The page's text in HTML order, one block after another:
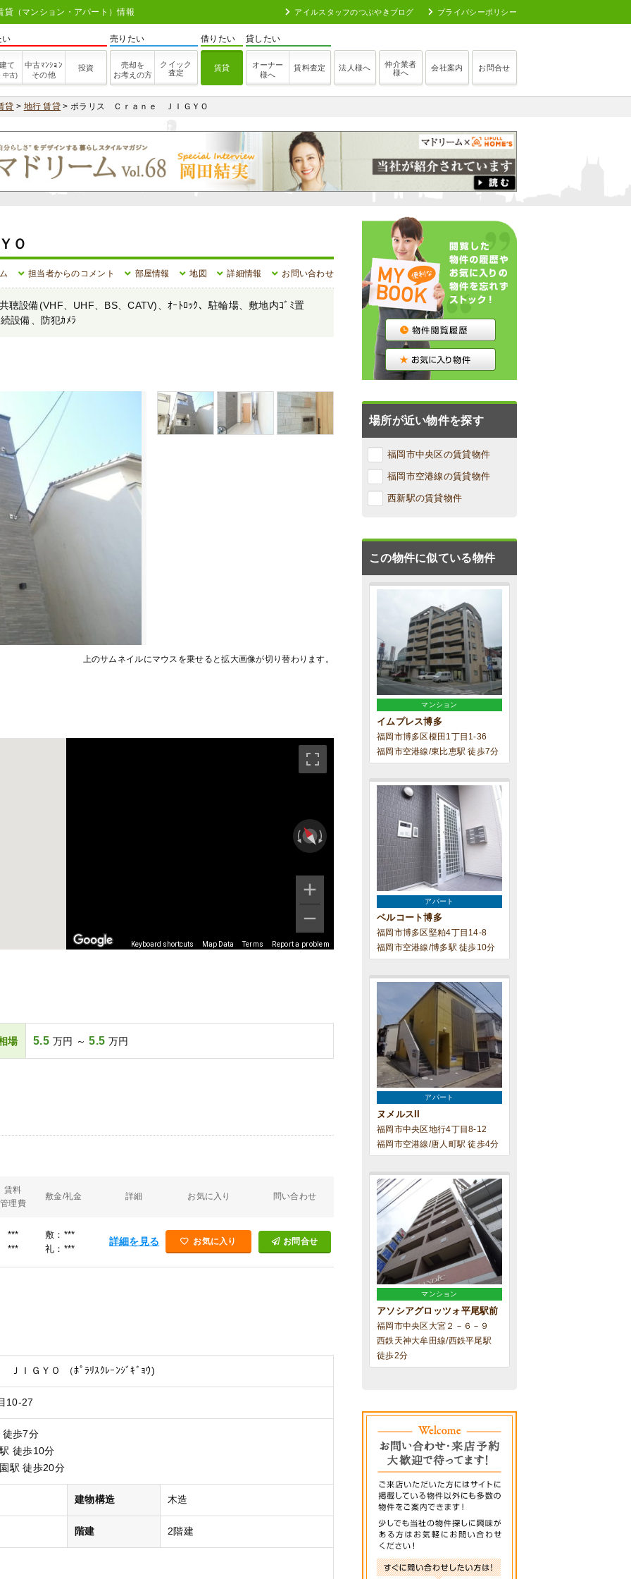
（マンション・アパート）情報 アイルスタッフのつぶやきブログ プライバシーポリシー
い
て
中古)
中古ﾏﾝｼｮﾝ
その他
投資
売りたい
売却を
お考えの方
クイック
査定
借りたい
賃貸
貸したい
オーナー
様へ
賃料査定 法人様へ
仲介業者
様へ
会社案内 お問合せ
貸 > 地行 賃貸 > ポラリス Ｃｒａｎｅ ＪＩＧＹＯ
Ｏ
担当者からのコメント 部屋情報 地図 詳細情報 お問い合わせ
聴設備(VHF、UHF、BS、CATV)、ｵｰﾄﾛｯｸ、駐輪場、敷地内ｺﾞﾐ置
設備、防犯ｶﾒﾗ
上のサムネイルにマウスを乗せると拡大画像が切り替わります。
Keyboard shortcuts Map Data Terms Report a problem
場 5.5 万円 ～5.5 万円
賃料
管理費
敷金/礼金 詳細 お気に入り 問い合わせ
***
***
敷：***
礼：***
詳細を見る お気に入り お問合せ
ＩＧＹＯ （ﾎﾟﾗﾘｽｸﾚｰﾝｼﾞｷﾞｮｳ)
10-27
徒歩7分
徒歩10分
駅 徒歩20分
建物構造 木造
階建 2階建
場所が近い物件を探す
福岡市中央区の賃貸物件
福岡市空港線の賃貸物件
西新駅の賃貸物件
この物件に似ている物件
マンション
イムプレス博多
福岡市博多区榎田1丁目1-36
福岡市空港線/東比恵駅 徒歩7分
アパート
ベルコート博多
福岡市博多区堅粕4丁目14-8
福岡市空港線/博多駅 徒歩10分
アパート
ヌメルスII
福岡市中央区地行4丁目8-12
福岡市空港線/唐人町駅 徒歩4分
マンション
アソシアグロッツォ平尾駅前
福岡市中央区大宮２－６－９
西鉄天神大牟田線/西鉄平尾駅
徒歩2分